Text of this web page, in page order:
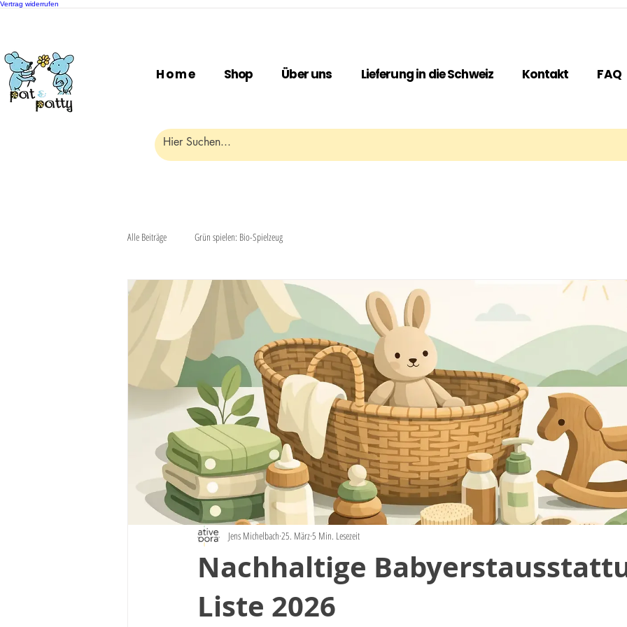
Vertrag widerrufen
H o m e Shop Über uns Lieferung in die Schweiz Kontakt FAQ
Alle Beiträge Grün spielen: Bio-Spielzeug
Nachhaltige
Liste 2026
Jens Michelbach 25. März5 Min. Lesezeit